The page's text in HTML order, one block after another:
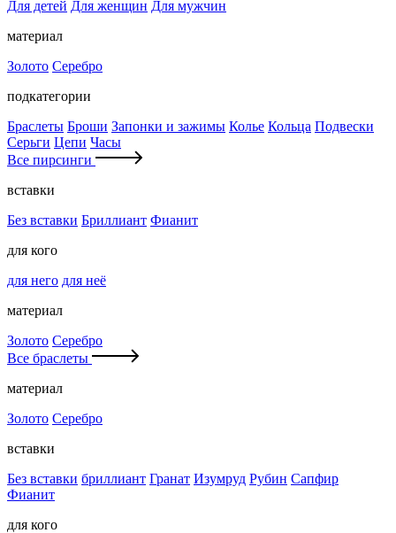
Для детей Для женщин Для мужчин
материал
Золото Серебро
подкатегории
Браслеты Броши Запонки и зажимы Колье Кольца Подвески
Серьги Цепи Часы
Все пирсинги
вставки
Без вставки Бриллиант Фианит
для кого
для него для неё
материал
Золото Серебро
Все браслеты
материал
Золото Серебро
вставки
Без вставки бриллиант Гранат Изумруд Рубин Сапфир
Фианит
для кого